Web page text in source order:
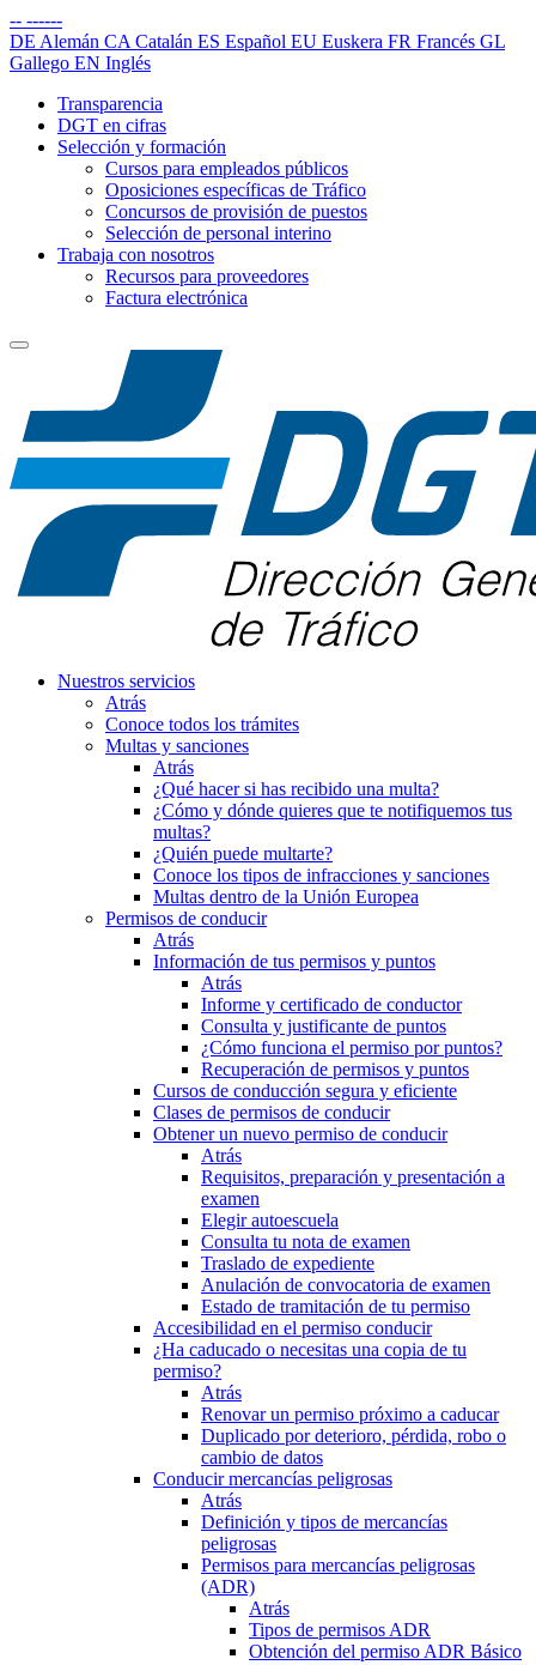
-- ------
DE Alemán CA Catalán ES Español EU Euskera FR Francés GL
Gallego EN Inglés
Transparencia
DGT en cifras
Selección y formación
Cursos para empleados públicos
Oposiciones específicas de Tráfico
Concursos de provisión de puestos
Selección de personal interino
Trabaja con nosotros
Recursos para proveedores
Factura electrónica
Nuestros servicios
Atrás
Conoce todos los trámites
Multas y sanciones
Atrás
¿Qué hacer si has recibido una multa?
¿Cómo y dónde quieres que te notifiquemos tus
multas?
¿Quién puede multarte?
Conoce los tipos de infracciones y sanciones
Multas dentro de la Unión Europea
Permisos de conducir
Atrás
Información de tus permisos y puntos
Atrás
Informe y certificado de conductor
Consulta y justificante de puntos
¿Cómo funciona el permiso por puntos?
Recuperación de permisos y puntos
Cursos de conducción segura y eficiente
Clases de permisos de conducir
Obtener un nuevo permiso de conducir
Atrás
Requisitos, preparación y presentación a
examen
Elegir autoescuela
Consulta tu nota de examen
Traslado de expediente
Anulación de convocatoria de examen
Estado de tramitación de tu permiso
Accesibilidad en el permiso conducir
¿Ha caducado o necesitas una copia de tu
permiso?
Atrás
Renovar un permiso próximo a caducar
Duplicado por deterioro, pérdida, robo o
cambio de datos
Conducir mercancías peligrosas
Atrás
Definición y tipos de mercancías
peligrosas
Permisos para mercancías peligrosas
(ADR)
Atrás
Tipos de permisos ADR
Obtención del permiso ADR Básico